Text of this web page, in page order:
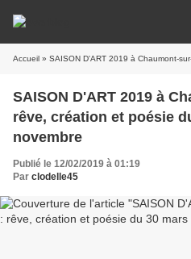
Accueil » SAISON D'ART 2019 à Chaumont-sur-Loire :
SAISON D'ART 2019 à
rêve, création et poésie
novembre
Publié le 12/02/2019 à 01:19
Par clodelle45